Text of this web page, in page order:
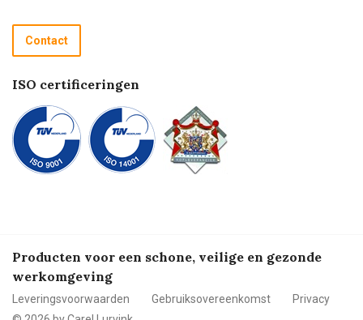
Recycle programma
Betalen
Contact
ISO certificeringen
Producten voor een schone, veilige en gezonde
werkomgeving
Leveringsvoorwaarden Gebruiksovereenkomst
Privacy